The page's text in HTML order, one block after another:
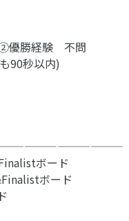
勝経験 不問
90秒以内)
ボード
ボード